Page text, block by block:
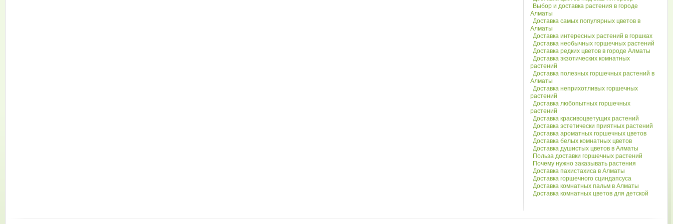
Выбор и доставка растения в городе
Алматы
Доставка самых популярных цветов в
Алматы
Доставка интересных растений в горшках
Доставка необычных горшечных растений
Доставка редких цветов в городе Алматы
Доставка экзотических комнатных
растений
Доставка полезных горшечных растений в
Алматы
Доставка неприхотливых горшечных
растений
Доставка любопытных горшечных
растений
Доставка красивоцветущих растений
Доставка эстетически приятных растений
Доставка ароматных горшечных цветов
Доставка белых комнатных цветов
Доставка душистых цветов в Алматы
Польза доставки горшечных растений
Почему нужно заказывать растения
Доставка пахистахиса в Алматы
Доставка горшечного сциндапсуса
Доставка комнатных пальм в Алматы
Доставка комнатных цветов для детской